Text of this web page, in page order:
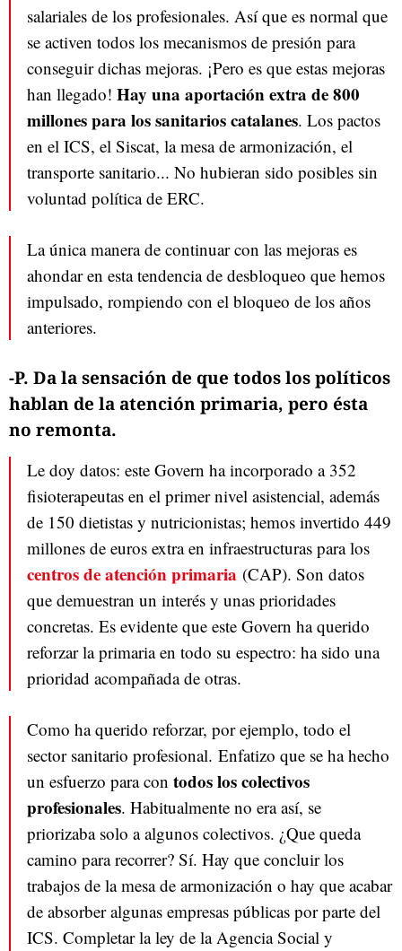
salariales de los profesionales. Así que es normal que
se activen todos los mecanismos de presión para
conseguir dichas mejoras. ¡Pero es que estas mejoras
han llegado! Hay una aportación extra de 800
millones para los sanitarios catalanes. Los pactos
en el ICS, el Siscat, la mesa de armonización, el
transporte sanitario... No hubieran sido posibles sin
voluntad política de ERC.
La única manera de continuar con las mejoras es
ahondar en esta tendencia de desbloqueo que hemos
impulsado, rompiendo con el bloqueo de los años
anteriores.
-P. Da la sensación de que todos los políticos
hablan de la atención primaria, pero ésta
no remonta.
Le doy datos: este Govern ha incorporado a 352
fisioterapeutas en el primer nivel asistencial, además
de 150 dietistas y nutricionistas; hemos invertido 449
millones de euros extra en infraestructuras para los
centros de atención primaria (CAP). Son datos
que demuestran un interés y unas prioridades
concretas. Es evidente que este Govern ha querido
reforzar la primaria en todo su espectro: ha sido una
prioridad acompañada de otras.
Como ha querido reforzar, por ejemplo, todo el
sector sanitario profesional. Enfatizo que se ha hecho
un esfuerzo para con todos los colectivos
profesionales. Habitualmente no era así, se
priorizaba solo a algunos colectivos. ¿Que queda
camino para recorrer? Sí. Hay que concluir los
trabajos de la mesa de armonización o hay que acabar
de absorber algunas empresas públicas por parte del
ICS. Completar la ley de la Agencia Social y